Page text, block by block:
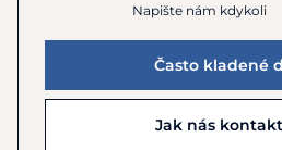
Napište nám kdykoli
Často kladené
Jak nás